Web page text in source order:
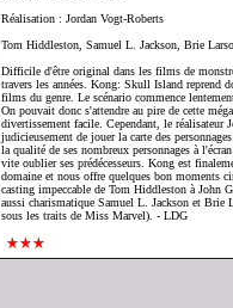
Réalisation : Jordan Vogt-Roberts
Tom Hiddleston, Samuel L. Jackson, Brie
Difficile d'être original dans les films de
travers les années. Kong: Skull Island reprend
films du genre. Le scénario commence
On pouvait donc s'attendre au pire de cette
divertissement facile. Cependant, le réalisateur
judicieusement de jouer la carte des
la qualité de ses nombreux personnages à
vite oublier ses prédécesseurs. Kong est
domaine et nous offre quelques bon moments
casting impeccable de Tom Hiddleston à John
aussi charismatique Samuel L. Jackson et Brie
sous les traits de Miss Marvel). - LDG